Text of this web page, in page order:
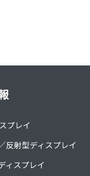
プレイ
反射型ディスプレイ
ィスプレイ